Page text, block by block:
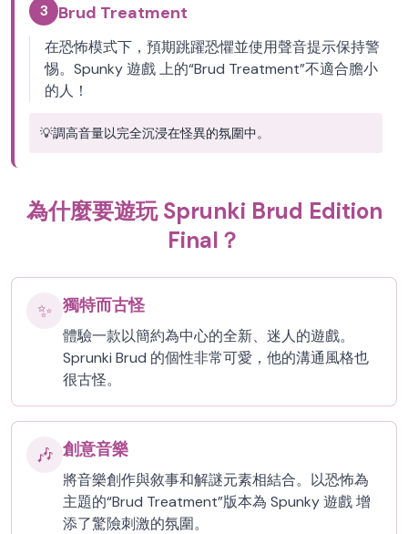
3 Brud Treatment
在恐怖模式下，預期跳躍恐懼並使用聲音提示保持警
惕。Spunky 遊戲 上的“Brud Treatment”不適合膽小
的人！
💡調高音量以完全沉浸在怪異的氛圍中。
為什麼要遊玩 Sprunki Brud Edition
Final？
✨ 獨特而古怪
體驗一款以簡約為中心的全新、迷人的遊戲。
Sprunki Brud 的個性非常可愛，他的溝通風格也
很古怪。
🎶 創意音樂
將音樂創作與敘事和解謎元素相結合。以恐怖為
主題的“Brud Treatment”版本為 Spunky 遊戲 增
添了驚險刺激的氛圍。